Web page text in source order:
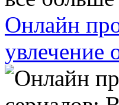
Онлайн
увлечение